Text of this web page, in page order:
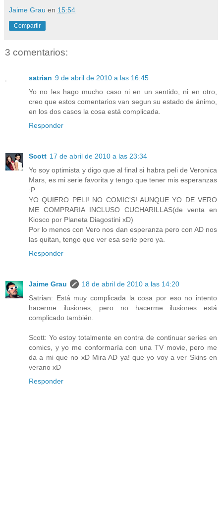
Jaime Grau en 15:54
Compartir
3 comentarios:
satrian 9 de abril de 2010 a las 16:45
Yo no les hago mucho caso ni en un sentido, ni en otro,
creo que estos comentarios van segun su estado de ánimo,
en los dos casos la cosa está complicada.
Responder
Scott 17 de abril de 2010 a las 23:34
Yo soy optimista y digo que al final si habra peli de Veronica
Mars, es mi serie favorita y tengo que tener mis esperanzas
:P
YO QUIERO PELI! NO COMIC'S! AUNQUE YO DE VERO
ME COMPRARIA INCLUSO CUCHARILLAS(de venta en
Kiosco por Planeta Diagostini xD)
Por lo menos con Vero nos dan esperanza pero con AD nos
las quitan, tengo que ver esa serie pero ya.
Responder
Jaime Grau
18 de abril de 2010 a las 14:20
Satrian: Está muy complicada la cosa por eso no intento
hacerme ilusiones, pero no hacerme ilusiones está
complicado también.
Scott: Yo estoy totalmente en contra de continuar series en
comics, y yo me conformaría con una TV movie, pero me
da a mi que no xD Mira AD ya! que yo voy a ver Skins en
verano xD
Responder